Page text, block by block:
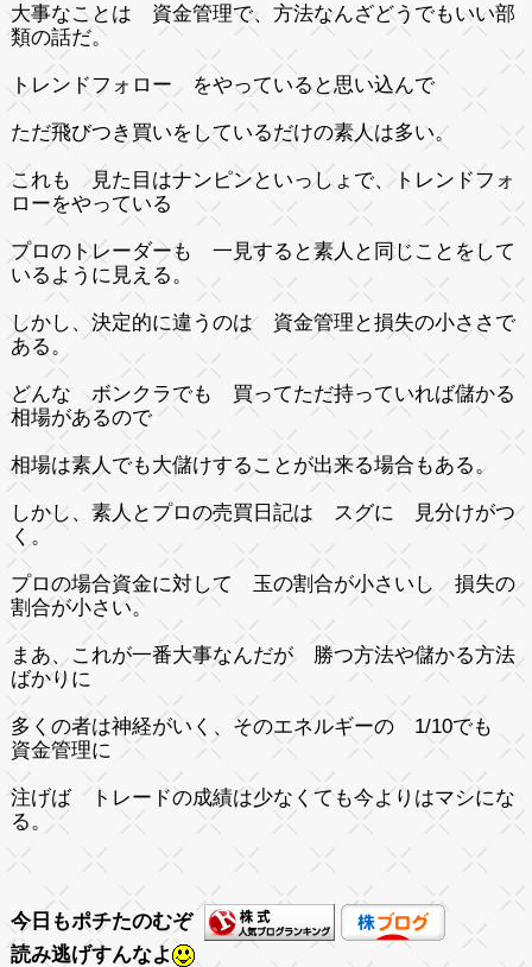
大事なことは 資金管理で、方法なんざどうでもいい部
類の話だ。
トレンドフォロー をやっていると思い込んで
ただ飛びつき買いをしているだけの素人は多い。
これも 見た目はナンピンといっしょで、トレンドフォ
ローをやっている
プロのトレーダーも 一見すると素人と同じことをして
いるように見える。
しかし、決定的に違うのは 資金管理と損失の小ささで
ある。
どんな ボンクラでも 買ってただ持っていれば儲かる
相場があるので
相場は素人でも大儲けすることが出来る場合もある。
しかし、素人とプロの売買日記は スグに 見分けがつ
く。
プロの場合資金に対して 玉の割合が小さいし 損失の
割合が小さい。
まあ、これが一番大事なんだが 勝つ方法や儲かる方法
ばかりに
多くの者は神経がいく、そのエネルギーの 1/10でも
資金管理に
注げば トレードの成績は少なくても今よりはマシにな
る。
今日もポチたのむぞ
読み逃げすんなよ